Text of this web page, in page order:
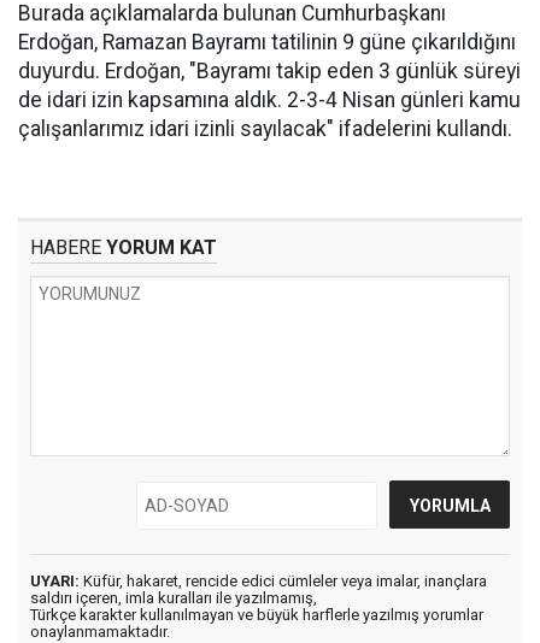
Burada açıklamalarda bulunan Cumhurbaşkanı
Erdoğan, Ramazan Bayramı tatilinin 9 güne çıkarıldığını
duyurdu. Erdoğan, "Bayramı takip eden 3 günlük süreyi
de idari izin kapsamına aldık. 2-3-4 Nisan günleri kamu
çalışanlarımız idari izinli sayılacak" ifadelerini kullandı.
HABERE YORUM KAT
UYARI: Küfür, hakaret, rencide edici cümleler veya imalar, inançlara
saldırı içeren, imla kuralları ile yazılmamış,
Türkçe karakter kullanılmayan ve büyük harflerle yazılmış yorumlar
onaylanmamaktadır.